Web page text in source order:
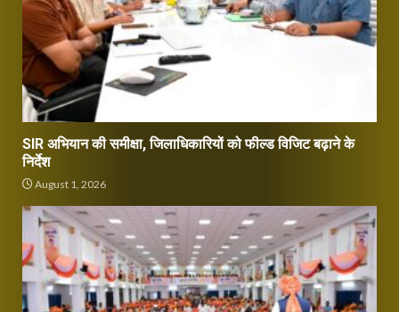
SIR अभियान की समीक्षा, जिलाधिकारियों को फील्ड विजिट बढ़ाने के
निर्देश
August 1, 2026